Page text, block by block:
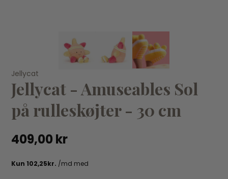
Jellycat
Jellycat - Bartholomew Bjørn i sømandstøj - 26 cm
559,00 kr
Jellycat
Jellycat - Amuseables Sol
på rulleskøjter - 30 cm
409,00 kr